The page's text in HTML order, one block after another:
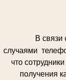
В связи
случаями
что
получения